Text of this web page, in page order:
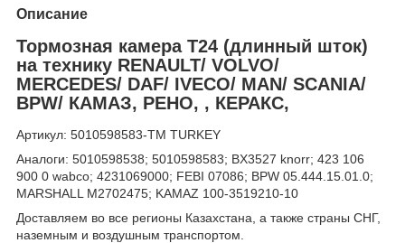
Описание
Тормозная камера T24 (длинный шток)
на технику RENAULT/ VOLVO/
MERCEDES/ DAF/ IVECO/ MAN/ SCANIA/
BPW/ КАМАЗ, РЕНО, , КЕРАКС,
Артикул: 5010598583-TM TURKEY
Аналоги: 5010598538; 5010598583; BX3527 knorr; 423 106
900 0 wabco; 4231069000; FEBI 07086; BPW 05.444.15.01.0;
MARSHALL M2702475; KAMAZ 100-3519210-10
Доставляем во все регионы Казахстана, а также страны СНГ,
наземным и воздушным транспортом.